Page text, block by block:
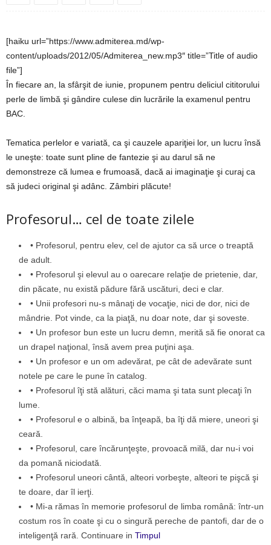
[haiku url=”https://www.admiterea.md/wp-
content/uploads/2012/05/Admiterea_new.mp3″ title=”Title of audio
file”]
În fiecare an, la sfârşit de iunie, propunem pentru deliciul cititorului
perle de limbă şi gândire culese din lucrările la examenul pentru
BAC.
Tematica perlelor e variată, ca şi cauzele apariţiei lor, un lucru însă
le uneşte: toate sunt pline de fantezie şi au darul să ne
demonstreze că lumea e frumoasă, dacă ai imaginaţie şi curaj ca
să judeci original şi adânc. Zâmbiri plăcute!
Profesorul… cel de toate zilele
• Profesorul, pentru elev, cel de ajutor ca să urce o treaptă
de adult.
• Profesorul şi elevul au o oarecare relaţie de prietenie, dar,
din păcate, nu există pădure fără uscături, deci e clar.
• Unii profesori nu-s mânaţi de vocaţie, nici de dor, nici de
mândrie. Pot vinde, ca la piaţă, nu doar note, dar şi soveste.
• Un profesor bun este un lucru demn, merită să fie onorat ca
un drapel naţional, însă avem prea puţini aşa.
• Un profesor e un om adevărat, pe cât de adevărate sunt
notele pe care le pune în catalog.
• Profesorul îţi stă alături, căci mama şi tata sunt plecaţi în
lume.
• Profesorul e o albină, ba înţeapă, ba îţi dă miere, uneori şi
ceară.
• Profesorul, care încărunţeşte, provoacă milă, dar nu-i voi
da pomană niciodată.
• Profesorul uneori cântă, alteori vorbeşte, alteori te pişcă şi
te doare, dar îl ierţi.
• Mi-a rămas în memorie profesorul de limba română: într-un
costum ros în coate şi cu o singură pereche de pantofi, dar de o
inteligenţă rară. Continuare in Timpul